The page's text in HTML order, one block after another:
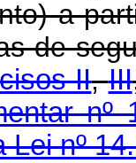
a
de
II,III
nº